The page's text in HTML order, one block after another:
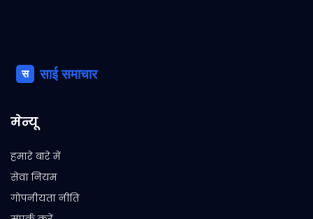
मेन्यू
हमारे बारे में
सेवा नियम
गोपनीयता नीति